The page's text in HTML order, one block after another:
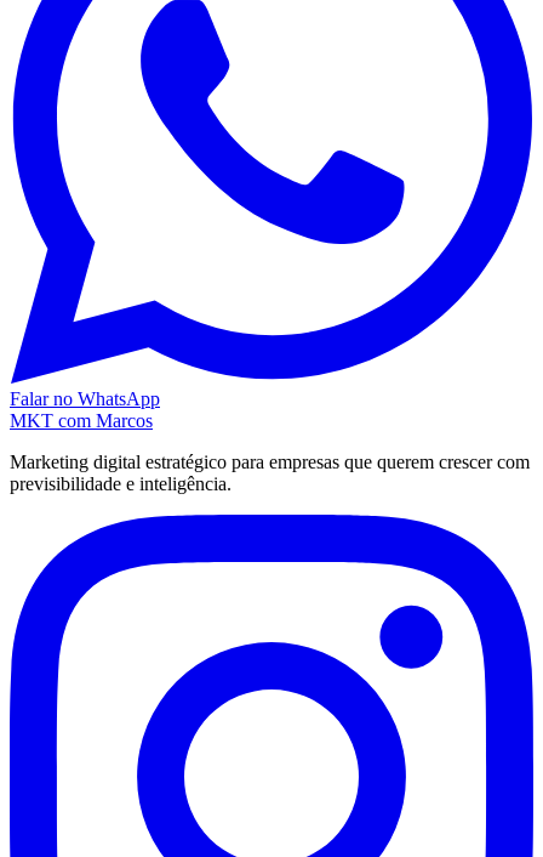
Falar no WhatsApp
MKT com Marcos
Marketing digital estratégico para empresas que querem crescer com
previsibilidade e inteligência.